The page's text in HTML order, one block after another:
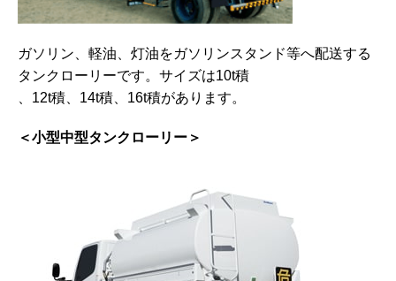
ガソリン、軽油、灯油をガソリンスタンド等へ配送する
タンクローリーです。サイズは10t積
、12t積、14t積、16t積があります。
＜小型中型タンクローリー＞